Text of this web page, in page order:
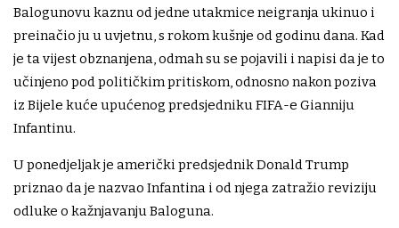
Balogunovu kaznu od jedne utakmice neigranja ukinuo i
preinačio ju u uvjetnu, s rokom kušnje od godinu dana. Kad
je ta vijest obznanjena, odmah su se pojavili i napisi da je to
učinjeno pod političkim pritiskom, odnosno nakon poziva
iz Bijele kuće upućenog predsjedniku FIFA-e Gianniju
Infantinu.
U ponedjeljak je američki predsjednik Donald Trump
priznao da je nazvao Infantina i od njega zatražio reviziju
odluke o kažnjavanju Baloguna.